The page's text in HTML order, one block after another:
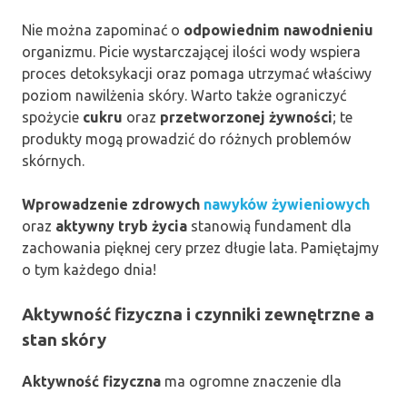
Nie można zapominać o odpowiednim nawodnieniu
organizmu. Picie wystarczającej ilości wody wspiera
proces detoksykacji oraz pomaga utrzymać właściwy
poziom nawilżenia skóry. Warto także ograniczyć
spożycie cukru oraz przetworzonej żywności; te
produkty mogą prowadzić do różnych problemów
skórnych.
Wprowadzenie zdrowych nawyków żywieniowych
oraz aktywny tryb życia stanowią fundament dla
zachowania pięknej cery przez długie lata. Pamiętajmy
o tym każdego dnia!
Aktywność fizyczna i czynniki zewnętrzne a
stan skóry
Aktywność fizyczna ma ogromne znaczenie dla